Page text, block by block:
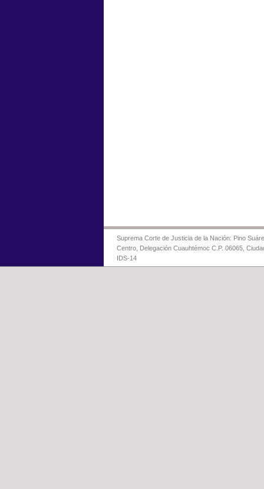
Suprema Corte de Justicia de la Nación: Pino
Centro, Delegación Cuauhtémoc C.P. 06065,
IDS-14